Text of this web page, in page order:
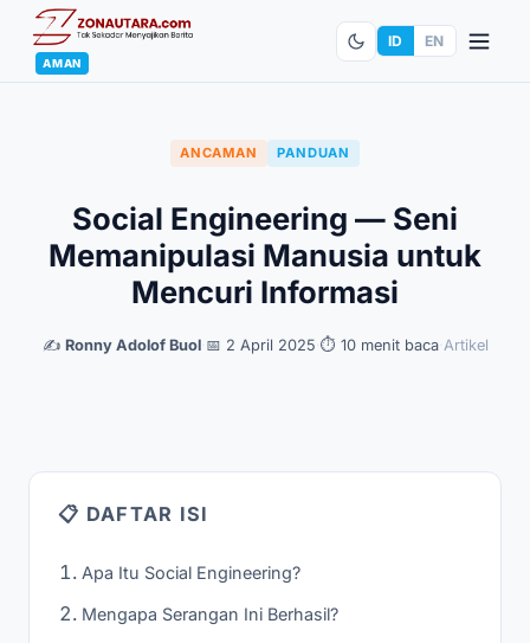
AMAN
ID EN
ANCAMAN PANDUAN
Social Engineering — Seni
Memanipulasi Manusia untuk
Mencuri Informasi
✍️ Ronny Adolof Buol· 📅 2 April 2025 ⏱ 10 menit baca· Artikel
📋 DAFTAR ISI
Apa Itu Social Engineering?
Mengapa Serangan Ini Berhasil?